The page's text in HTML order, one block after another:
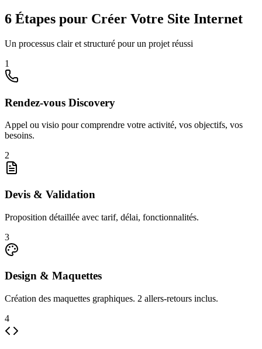
6 Étapes pour Créer Votre Site Internet
Un processus clair et structuré pour un projet réussi
1
Rendez-vous Discovery
Appel ou visio pour comprendre votre activité, vos objectifs, vos
besoins.
2
Devis & Validation
Proposition détaillée avec tarif, délai, fonctionnalités.
3
Design & Maquettes
Création des maquettes graphiques. 2 allers-retours inclus.
4